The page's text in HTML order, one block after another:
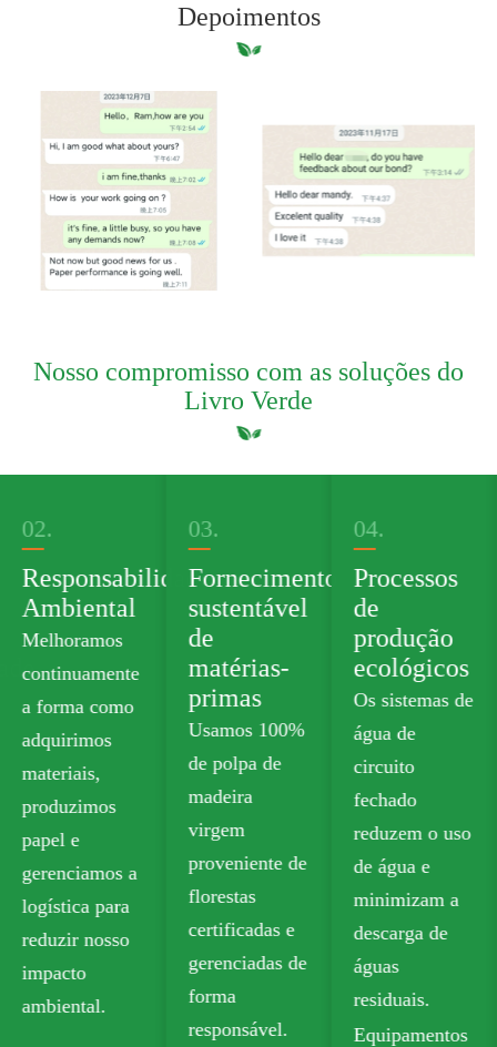
Depoimentos
Nosso compromisso com as soluções do
Livro Verde
02.
Responsabilidade
Ambiental
Melhoramos
continuamente
a forma como
adquirimos
materiais,
produzimos
papel e
gerenciamos a
logística para
reduzir nosso
impacto
ambiental.
03.
Fornecimento
sustentável
de
matérias-
primas
Usamos 100%
de polpa de
madeira
virgem
proveniente de
florestas
certificadas e
gerenciadas de
forma
responsável.
04.
Processos
de
produção
ecológicos
Os sistemas de
água de
circuito
fechado
reduzem o uso
de água e
minimizam a
descarga de
águas
residuais.
Equipamentos